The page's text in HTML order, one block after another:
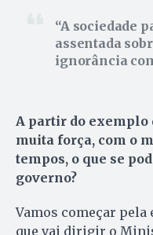
A sociedade
assentada
ignorância
A partir do exemplo
muita força, com o
tempos, o que se
governo?
Vamos começar
que vai dirigir o